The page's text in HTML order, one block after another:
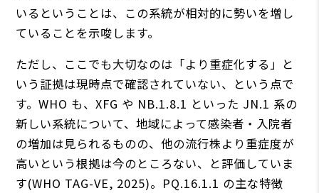
いるということは、この系統が相対的に勢いを増し
ていることを示唆します。
ただし、ここでも大切なのは「より重症化する」と
いう証拠は現時点で確認されていない、という点で
す。WHO も、XFG や NB.1.8.1 といった JN.1 系の
新しい系統について、地域によって感染者・入院者
の増加は見られるものの、他の流行株より重症度が
高いという根拠は今のところない、と評価していま
す(WHO TAG-VE, 2025)。PQ.16.1.1 の主な特徴